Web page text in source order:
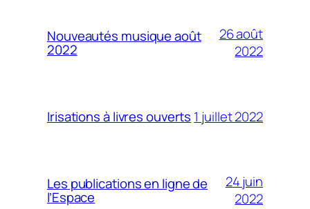
Nouveautés musique août
2022
26 août
2022
Irisations à livres ouverts 1 juillet 2022
Les publications en ligne de
l’Espace
24 juin
2022